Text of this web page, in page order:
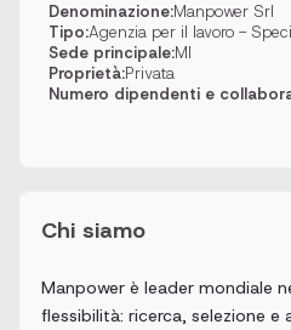
Denominazione:Manpower Srl
Tipo:Agenzia per il lavoro -
Sede principale:MI
Proprietà:Privata
Numero dipendenti e
Chi siamo
Manpower è leader mondiale
flessibilità: ricerca, selezione e